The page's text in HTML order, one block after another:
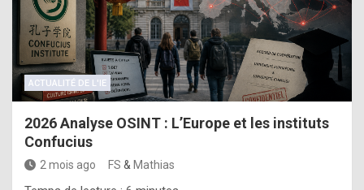
ACTUALITÉ DE L'IE
2026 Analyse OSINT : L’Europe et les instituts
Confucius
2 mois ago FS & Mathias